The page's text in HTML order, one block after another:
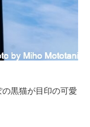
黒猫が目印の可愛